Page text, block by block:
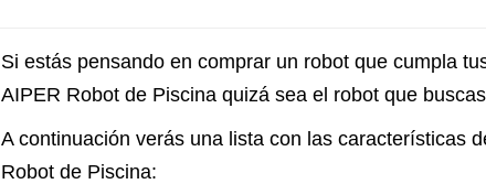
Si estás pensando en comprar un robot que cumpla
AIPER Robot de Piscina quizá sea el robot que
A continuación verás una lista con las características
Robot de Piscina: